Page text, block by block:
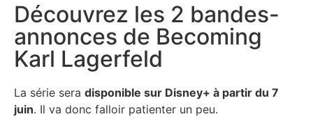
Découvrez les 2 bandes-
annonces de Becoming
Karl Lagerfeld
La série sera disponible sur Disney+ à partir du 7
juin. Il va donc falloir patienter un peu.